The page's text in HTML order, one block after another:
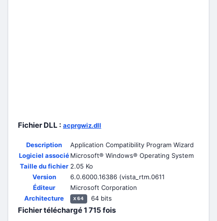
Fichier DLL : acprgwiz.dll
Description
Application Compatibility Program Wizard
Logiciel associéMicrosoft® Windows® Operating System
Taille du fichier 2.05 Ko
Version
6.0.6000.16386 (vista_rtm.0611
Éditeur
Microsoft Corporation
Architecture
x64 64 bits
Fichier téléchargé1 715 fois